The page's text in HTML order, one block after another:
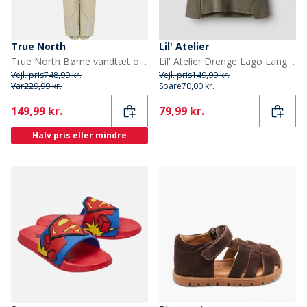
True North
True North Børne vandtæt overall Oxford sne dragt sand
Vejl. pris748,99 kr.
Var229,99 kr.
Current
149,99 kr.
Halv pris eller mindre
Lil' Atelier
Lil' Atelier Drenge Lago Langærmet Top Shitake
Vejl. pris149,99 kr.
Spare70,00 kr.
Current
79,99 kr.